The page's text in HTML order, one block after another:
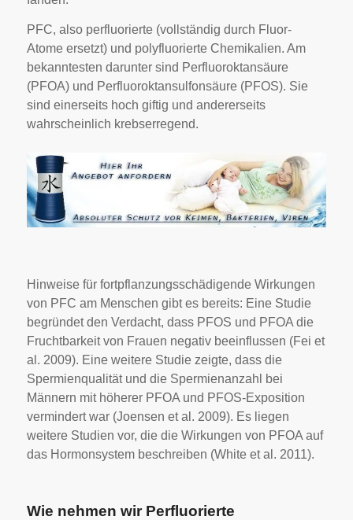
PFC, also perfluorierte (vollständig durch Fluor-
Atome ersetzt) und polyfluorierte Chemikalien. Am
bekanntesten darunter sind Perfluoroktansäure
(PFOA) und Perfluoroktansulfonsäure (PFOS). Sie
sind einerseits hoch giftig und andererseits
wahrscheinlich krebserregend.
Hinweise für fortpflanzungsschädigende Wirkungen
von PFC am Menschen gibt es bereits: Eine Studie
begründet den Verdacht, dass PFOS und PFOA die
Fruchtbarkeit von Frauen negativ beeinflussen (Fei et
al. 2009). Eine weitere Studie zeigte, dass die
Spermienqualität und die Spermienanzahl bei
Männern mit höherer PFOA und PFOS-Exposition
vermindert war (Joensen et al. 2009). Es liegen
weitere Studien vor, die die Wirkungen von PFOA auf
das Hormonsystem beschreiben (White et al. 2011).
Wie nehmen wir Perfluorierte